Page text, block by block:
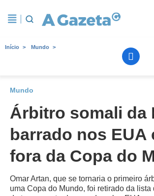
Início Mundo
Mundo
Árbitro somali da
barrado nos EUA
fora da Copa do
Omar Artan, que se tornaria o primeiro
uma Copa do Mundo, foi retirado da lista